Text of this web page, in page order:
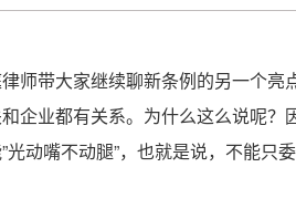
师带大家继续聊新条例的另一个
企业都有关系。为什么这么说呢？
动嘴不动腿”，也就是说，不能只